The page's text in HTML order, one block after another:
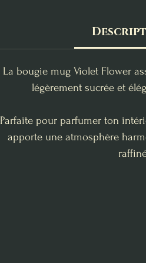
La bougie mug Violet Flower
légèrement sucrée et
Parfaite pour parfumer ton
apporte une atmosphère